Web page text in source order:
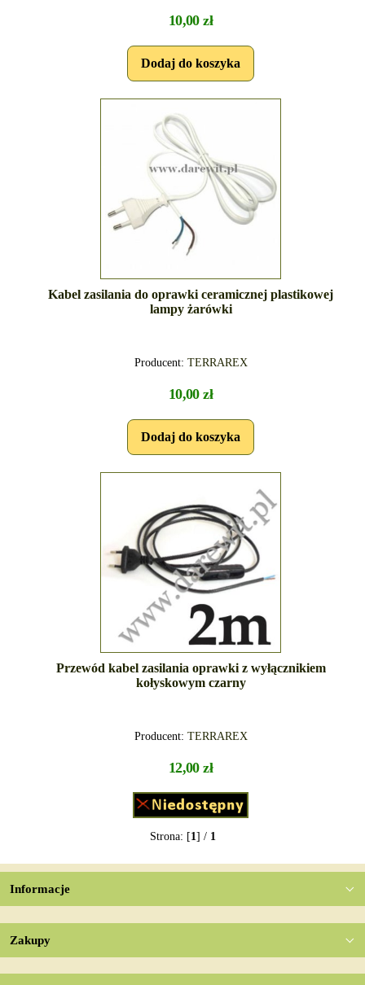
10,00 zł
Kabel zasilania do oprawki ceramicznej plastikowej
lampy żarówki
Producent: TERRAREX
10,00 zł
Przewód kabel zasilania oprawki z wyłącznikiem
kołyskowym czarny
Producent: TERRAREX
12,00 zł
Strona: [1] / 1
Informacje
Zakupy